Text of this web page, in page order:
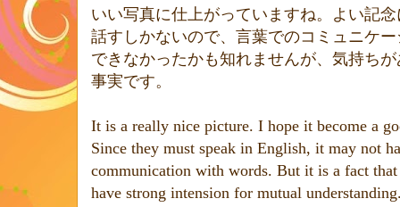
いい写真に仕上がっていますね。よい記
話すしかないので、言葉でのコミュニケ
できなかったかも知れませんが、気持ち
事実です。
It is a really nice picture. I hope it become a
Since they must speak in English, it may not
communication with words. But it is a fact
have strong intension for mutual